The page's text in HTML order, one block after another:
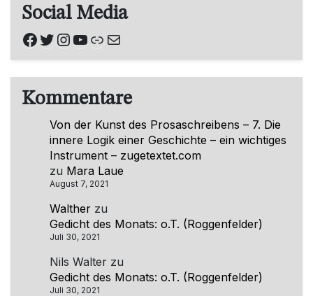
Social Media
Facebook
Twitter
Instagram
YouTube
Link
E-Mail
Kommentare
Von der Kunst des Prosaschreibens – 7. Die
innere Logik einer Geschichte – ein wichtiges
Instrument – zugetextet.com
zu Mara Laue
August 7, 2021
Walther zu
Gedicht des Monats: o.T. (Roggenfelder)
Juli 30, 2021
Nils Walter zu
Gedicht des Monats: o.T. (Roggenfelder)
Juli 30, 2021